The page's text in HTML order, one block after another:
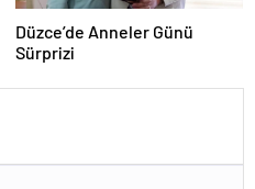
Düzce’de Anneler Günü
Sürprizi